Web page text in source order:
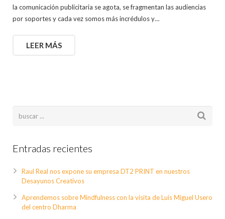
la comunicación publicitaria se agota, se fragmentan las audiencias
por soportes y cada vez somos más incrédulos y…
LEER MÁS
Entradas recientes
Raul Real nos expone su empresa DT2 PRINT en nuestros
Desayunos Creativos
Aprendemos sobre Mindfulness con la visita de Luis Miguel Usero
del centro Dharma